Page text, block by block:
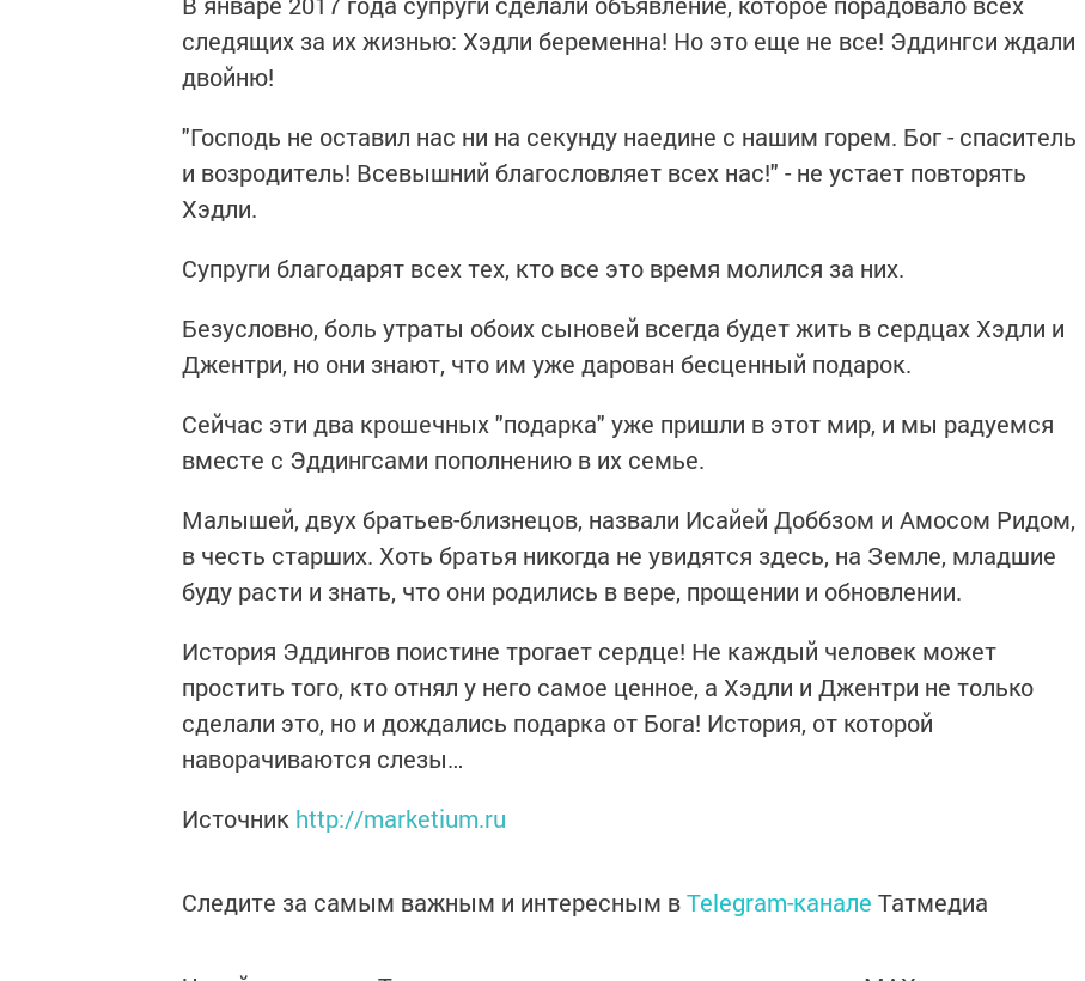
следящих за их жизнью: Хэдли беременна! Но это еще не все! Эддингси ждали
двойню!
"Господь не оставил нас ни на секунду наедине с нашим горем. Бог - спаситель
и возродитель! Всевышний благословляет всех нас!" - не устает повторять
Хэдли.
Супруги благодарят всех тех, кто все это время молился за них.
Безусловно, боль утраты обоих сыновей всегда будет жить в сердцах Хэдли и
Джентри, но они знают, что им уже дарован бесценный подарок.
Сейчас эти два крошечных "подарка" уже пришли в этот мир, и мы радуемся
вместе с Эддингсами пополнению в их семье.
Малышей, двух братьев-близнецов, назвали Исайей Доббзом и Амосом Ридом,
в честь старших. Хоть братья никогда не увидятся здесь, на Земле, младшие
буду расти и знать, что они родились в вере, прощении и обновлении.
История Эддингов поистине трогает сердце! Не каждый человек может
простить того, кто отнял у него самое ценное, а Хэдли и Джентри не только
сделали это, но и дождались подарка от Бога! История, от которой
наворачиваются слезы…
Источник http://marketium.ru
Следите за самым важным и интересным вTelegram-канале Татмедиа